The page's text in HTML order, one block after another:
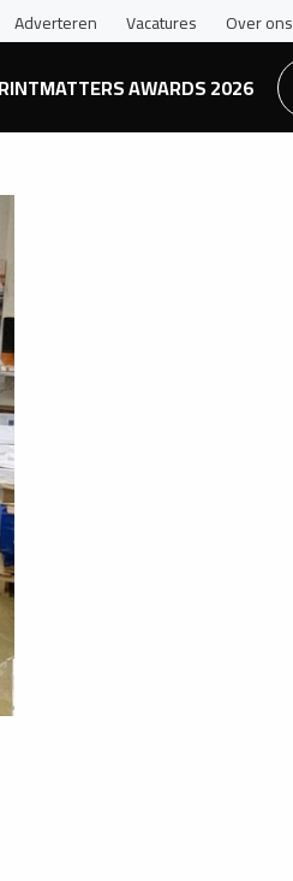
Adverteren Vacatures Over ons
AWARDS 2026